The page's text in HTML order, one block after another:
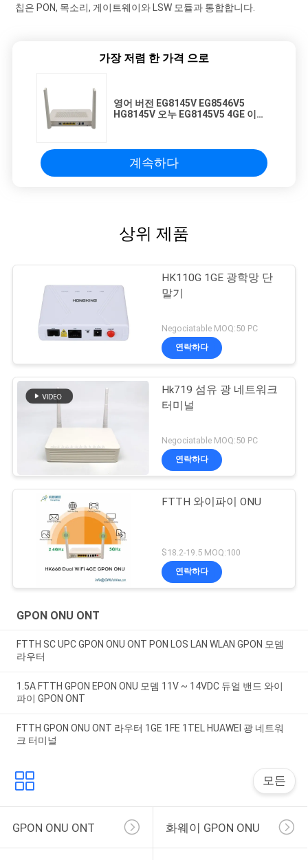
칩은 PON, 목소리, 게이트웨이와 LSW 모듈과 통합합니다.
가장 저렴 한 가격 으로
영어 버전 EG8145V EG8546V5
HG8145V 오누 EG8145V5 4GE 이중
계속하다
상위 제품
HK110G 1GE 광학망 단
말기
Negociatable MOQ:50 PC
연락하다
Hk719 섬유 광 네트워크
터미널
Negociatable MOQ:50 PC
연락하다
FTTH 와이파이 ONU
$18.2-19.5 MOQ:100
연락하다
GPON ONU ONT
FTTH SC UPC GPON ONU ONT PON LOS LAN WLAN GPON 모뎀
라우터
1.5A FTTH GPON EPON ONU 모뎀 11V ~ 14VDC 듀얼 밴드 와이
파이 GPON ONT
FTTH GPON ONU ONT 라우터 1GE 1FE 1TEL HUAWEI 광 네트워
크 터미널
모든
GPON ONU ONT 화웨이 GPON ONU